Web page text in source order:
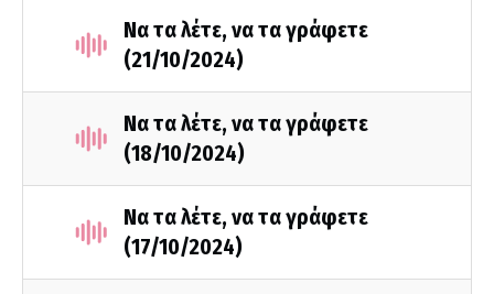
Να τα λέτε, να τα γράφετε
(21/10/2024)
Να τα λέτε, να τα γράφετε
(18/10/2024)
Να τα λέτε, να τα γράφετε
(17/10/2024)